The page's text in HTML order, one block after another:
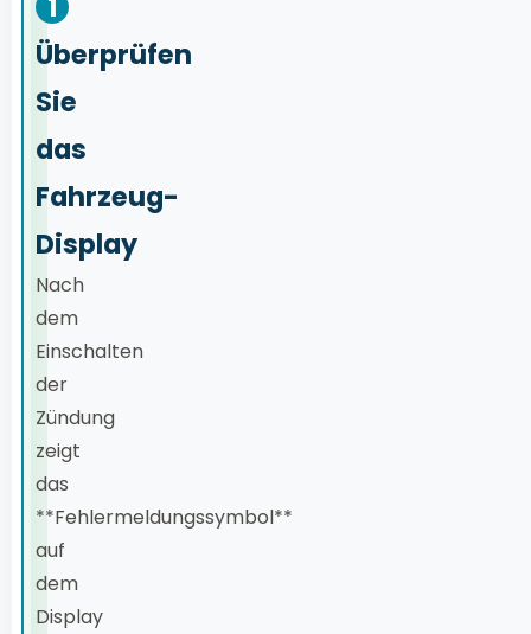
Überprüfen
Sie
das
Fahrzeug-
Display
Nach
dem
Einschalten
der
Zündung
zeigt
das
**Fehlermeldungssymbol**
auf
dem
Display